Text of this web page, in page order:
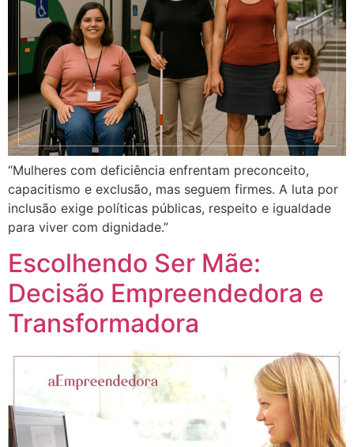
“Mulheres com deficiência enfrentam preconceito,
capacitismo e exclusão, mas seguem firmes. A luta por
inclusão exige políticas públicas, respeito e igualdade
para viver com dignidade.”
Escolhendo Ser Mãe:
Decisão Empreendedora e
Transformadora